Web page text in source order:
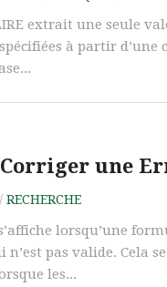
extrait une seule
à partir d’une
une
/ RECHERCHE
lorsqu’une
n’est pas valide. Cela
les...